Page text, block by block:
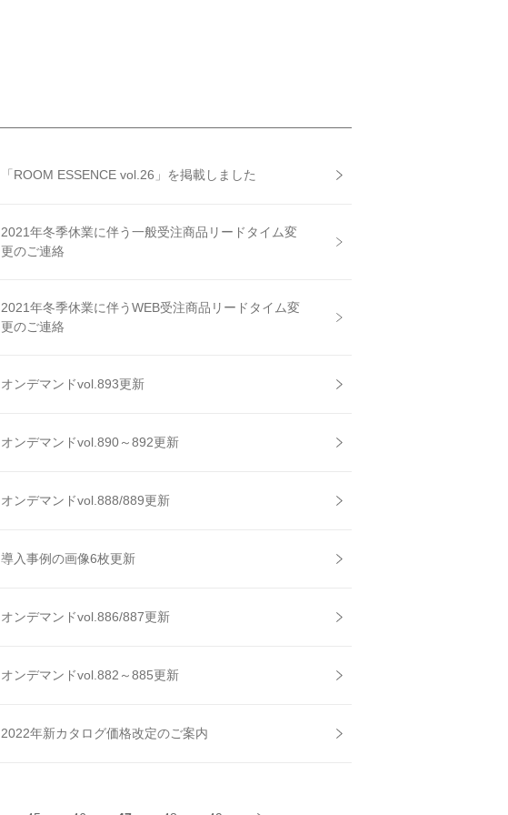
「ROOM ESSENCE vol.26」を掲載しました
2021年冬季休業に伴う一般受注商品リードタイム変
更のご連絡
2021年冬季休業に伴うWEB受注商品リードタイム変
更のご連絡
オンデマンドvol.893更新
オンデマンドvol.890～892更新
オンデマンドvol.888/889更新
導入事例の画像6枚更新
オンデマンドvol.886/887更新
オンデマンドvol.882～885更新
2022年新カタログ価格改定のご案内